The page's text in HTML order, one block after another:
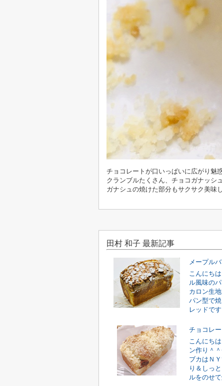
チョコレートが口いっぱいに広がり魅
クランブルたくさん、チョコガナッシ
ガナシュの焼けた部分もサクサク美味
田村 和子 最新記事
メープル
こんにち
ル風味の
カロン生
パン型で
レッドで
チョコレ
こんにち
ン作り＾
ブカはＮ
り＆しっ
ルをのせ